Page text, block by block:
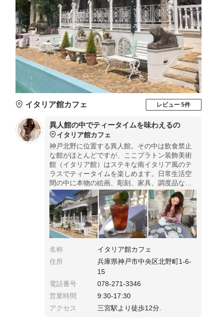
イタリア館カフェ レビュー 5件
異人館の中でティータイムを味わえるの
イタリア館カフェ
神戸北野に位置する異人館。その中は飲食禁止
な館がほとんどですが、ここプラトン装飾美術
館（イタリア館）はステキな南イタリア風のテ
ラスでティータイムを楽しめます。日常生活空
間の中に本物の絵画、彫刻、家具、調度品など
の展示品は全て18～19世紀のアンティーク。ど
こを見てもうっとりな美しさですよ。
名称
イタリア館カフェ
住所
兵庫県神戸市中央区北野町1-6-
15
電話番号
078-271-3346
営業時間
9:30-17:30
アクセス
三宮駅より徒歩12分.